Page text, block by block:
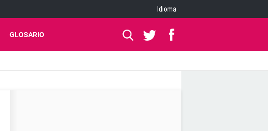
Idioma
GLOSARIO